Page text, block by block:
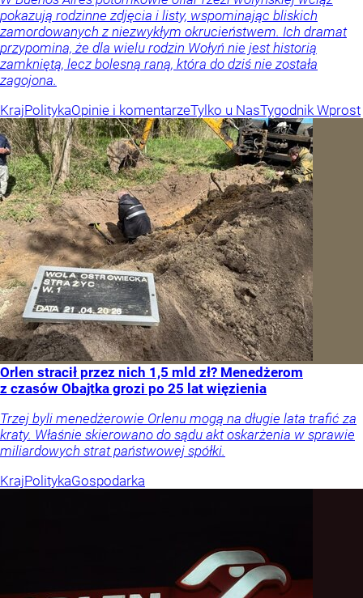
pokazują rodzinne zdjęcia i listy, wspominając bliskich
zamordowanych z niezwykłym okrucieństwem. Ich dramat
przypomina, że dla wielu rodzin Wołyń nie jest historią
zamkniętą, lecz bolesną raną, która do dziś nie została
zagojona.
KrajPolitykaOpinie i komentarzeTylko u NasTygodnik Wprost
Orlen stracił przez nich 1,5 mld zł? Menedżerom
z czasów Obajtka grozi po 25 lat więzienia
Trzej byli menedżerowie Orlenu mogą na długie lata trafić za
kraty. Właśnie skierowano do sądu akt oskarżenia w sprawie
miliardowych strat państwowej spółki.
KrajPolitykaGospodarka